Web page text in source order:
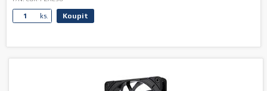
ks. Koupit